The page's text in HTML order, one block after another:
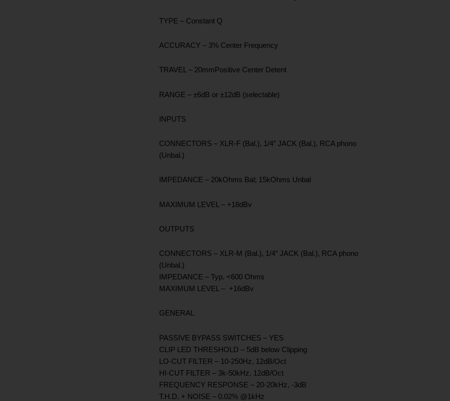
TYPE – Constant Q
ACCURACY – 3% Center Frequency
TRAVEL – 20mmPositive Center Detent
RANGE – ±6dB or ±12dB (selectable)
INPUTS
CONNECTORS – XLR-F (Bal.), 1/4″ JACK (Bal.), RCA phono
(Unbal.)
IMPEDANCE – 20kOhms Bal; 15kOhms Unbal
MAXIMUM LEVEL – +18dBv
OUTPUTS
CONNECTORS – XLR-M (Bal.), 1/4″ JACK (Bal.), RCA phono
(Unbal.)
IMPEDANCE – Typ. <600 Ohms
MAXIMUM LEVEL – +16dBv
GENERAL
PASSIVE BYPASS SWITCHES – YES
CLIP LED THRESHOLD – 5dB below Clipping
LO-CUT FILTER – 10-250Hz, 12dB/Oct
HI-CUT FILTER – 3k-50kHz, 12dB/Oct
FREQUENCY RESPONSE – 20-20kHz, -3dB
T.H.D. + NOISE – 0.02% @1kHz